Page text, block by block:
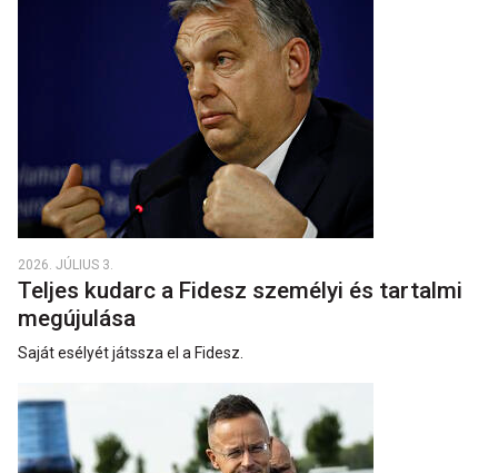
2026. JÚLIUS 3.
Teljes kudarc a Fidesz személyi és tartalmi
megújulása
Saját esélyét játssza el a Fidesz.